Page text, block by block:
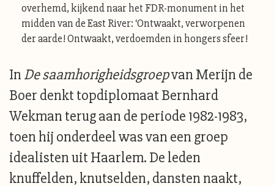
overhemd, kijkend naar het FDR-monument in het
midden van de East River: ‘Ontwaakt, verworpenen
der aarde! Ontwaakt, verdoemden in hongers sfeer!
In De saamhorigheidsgroepvan Merijn de
Boer denkt topdiplomaat Bernhard
Wekman terug aan de periode 1982-1983,
toen hij onderdeel was van een groep
idealisten uit Haarlem. De leden
knuffelden, knutselden, dansten naakt,